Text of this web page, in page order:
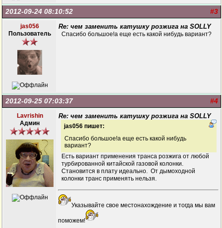
#3
2012-09-24 08:10:52
jas056
Пользователь
Re: чем заменить катушку розжига на SOLLY
Спасибо большое!а еще есть какой нибудь вариант?
#4
2012-09-25 07:03:37
Lavrishin
Админ
Re: чем заменить катушку розжига на SOLLY
jas056 пишет:
Спасибо большое!а еще есть какой нибудь
вариант?
Есть вариант применения транса розжига от любой
турбированной китайской газовой колонки.
Становится в плату идеально. От дымоходной
колонки транс применять нельзя.
Указывайте свое местонахождение и тогда мы вам
поможем!